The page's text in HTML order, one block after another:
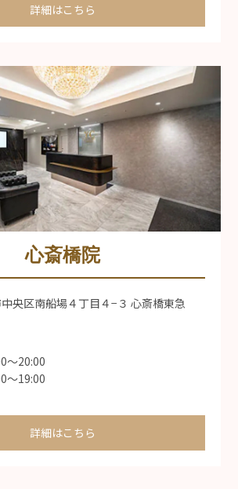
詳細はこちら
心斎橋院
央区南船場４丁目４−３ 心斎橋東急
〜20:00
〜19:00
詳細はこちら